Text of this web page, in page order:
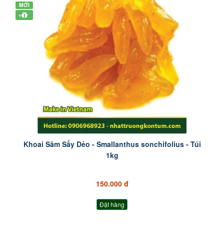
MỚI
+
Khoai Sâm Sấy Dẻo - Smallanthus sonchifolius - Túi
1kg
150.000 đ
Đặt hàng